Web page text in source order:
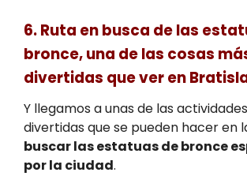
6. Ruta en busca de las
bronce, una de las cosas
divertidas que ver en
Y llegamos a unas de las
divertidas que se pueden hacer en
buscar las estatuas de bronce
por la ciudad.